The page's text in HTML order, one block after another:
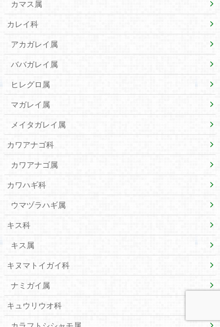
カマス属
カレイ科
アカガレイ属
ババガレイ属
ヒレグロ属
マガレイ属
メイタガレイ属
カワアナゴ科
カワアナゴ属
カワハギ科
ウマヅラハギ属
キス科
キス属
キヌマトイガイ科
ナミガイ属
キュウリウオ科